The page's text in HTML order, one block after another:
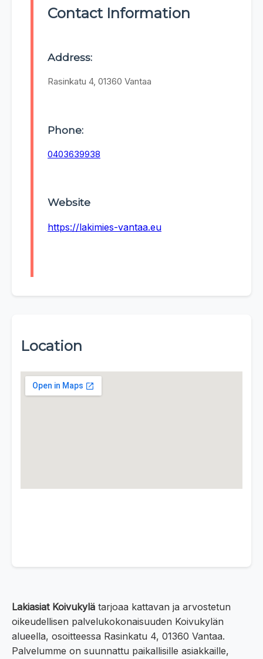
Contact Information
Address:
Rasinkatu 4, 01360 Vantaa
Phone:
0403639938
Website
https://lakimies-vantaa.eu
Location
Lakiasiat Koivukylä tarjoaa kattavan ja arvostetun
oikeudellisen palvelukokonaisuuden Koivukylän
alueella, osoitteessa Rasinkatu 4, 01360 Vantaa.
Palvelumme on suunnattu paikallisille asiakkaille,